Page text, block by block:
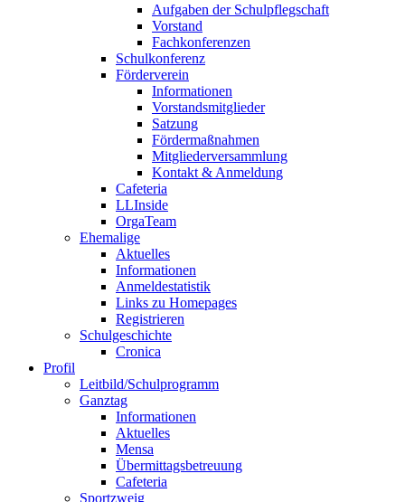
Aufgaben der Schulpflegschaft
Vorstand
Fachkonferenzen
Schulkonferenz
Förderverein
Informationen
Vorstandsmitglieder
Satzung
Fördermaßnahmen
Mitgliederversammlung
Kontakt & Anmeldung
Cafeteria
LLInside
OrgaTeam
Ehemalige
Aktuelles
Informationen
Anmeldestatistik
Links zu Homepages
Registrieren
Schulgeschichte
Cronica
Profil
Leitbild/Schulprogramm
Ganztag
Informationen
Aktuelles
Mensa
Übermittagsbetreuung
Cafeteria
Sportzweig